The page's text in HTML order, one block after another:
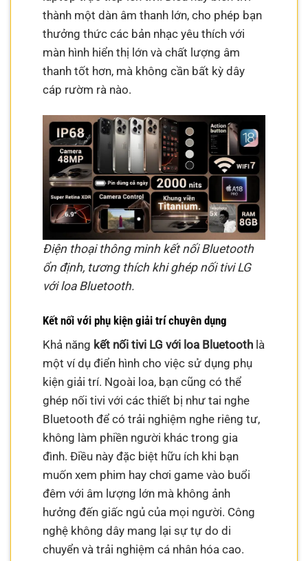
thành một dàn âm thanh lớn, cho phép bạn
thưởng thức các bản nhạc yêu thích với
màn hình hiển thị lớn và chất lượng âm
thanh tốt hơn, mà không cần bất kỳ dây
cáp rườm rà nào.
Điện thoại thông minh kết nối Bluetooth
ổn định, tương thích khi ghép nối tivi LG
với loa Bluetooth.
Kết nối với phụ kiện giải trí chuyên dụng
Khả năng kết nối tivi LG với loa Bluetooth là
một ví dụ điển hình cho việc sử dụng phụ
kiện giải trí. Ngoài loa, bạn cũng có thể
ghép nối tivi với các thiết bị như tai nghe
Bluetooth để có trải nghiệm nghe riêng tư,
không làm phiền người khác trong gia
đình. Điều này đặc biệt hữu ích khi bạn
muốn xem phim hay chơi game vào buổi
đêm với âm lượng lớn mà không ảnh
hưởng đến giấc ngủ của mọi người. Công
nghệ không dây mang lại sự tự do di
chuyển và trải nghiệm cá nhân hóa cao.